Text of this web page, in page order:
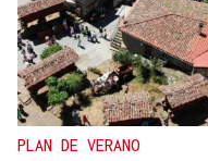
PLAN DE VERANO